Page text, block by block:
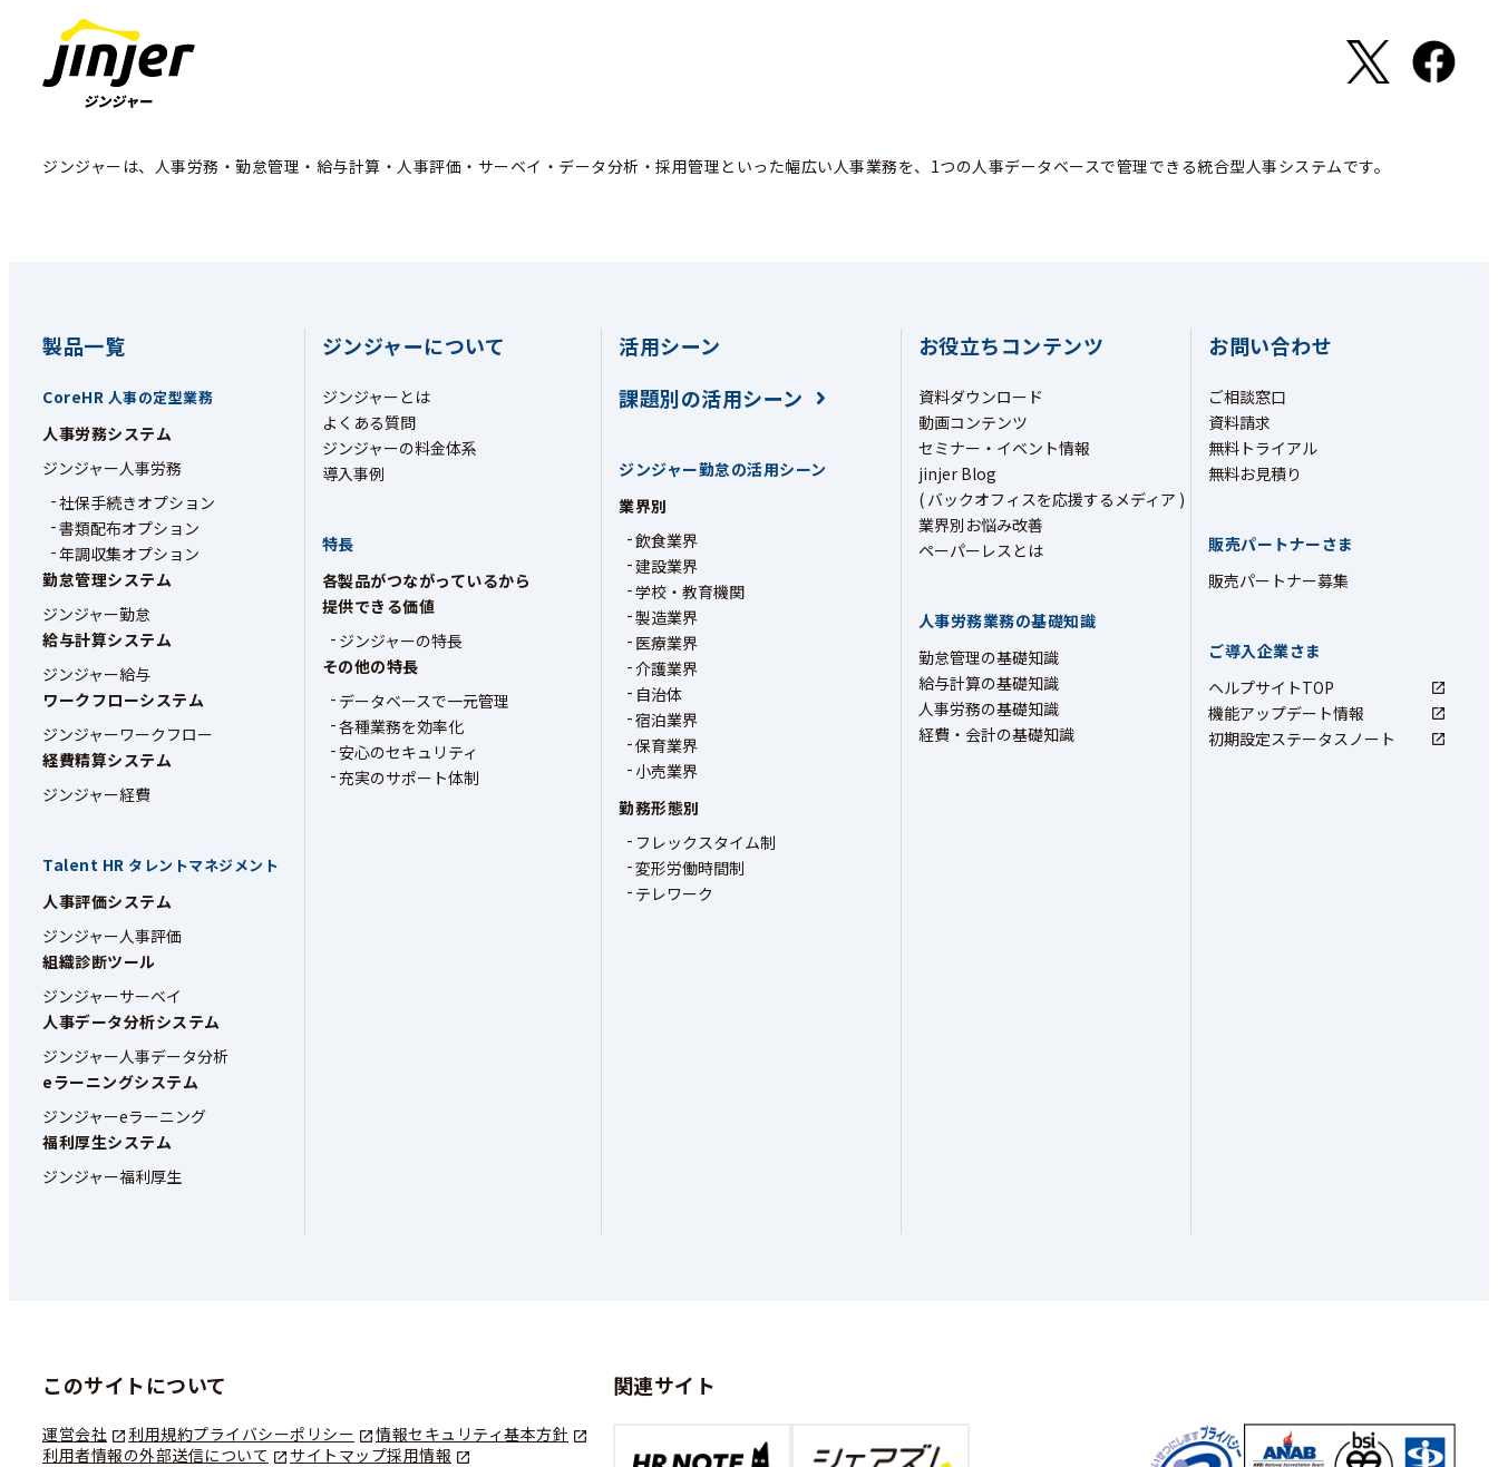
ジンジャーは、人事労務・勤怠管理・給与計算・人事評価・サーベイ・データ分析・採用管理といった幅広い人事業務を、1つの人事データベースで管理できる統合型人事システムです。
製品一覧
CoreHR 人事の定型業務
人事労務システム
ジンジャー人事労務
社保手続きオプション
書類配布オプション
年調収集オプション
勤怠管理システム
ジンジャー勤怠
給与計算システム
ジンジャー給与
ワークフローシステム
ジンジャーワークフロー
経費精算システム
ジンジャー経費
Talent HR タレントマネジメント
人事評価システム
ジンジャー人事評価
組織診断ツール
ジンジャーサーベイ
人事データ分析システム
ジンジャー人事データ分析
eラーニングシステム
ジンジャーeラーニング
福利厚生システム
ジンジャー福利厚生
ジンジャーについて
ジンジャーとは
よくある質問
ジンジャーの料金体系
導入事例
特長
各製品がつながっているから
提供できる価値
ジンジャーの特長
その他の特長
データベースで一元管理
各種業務を効率化
安心のセキュリティ
充実のサポート体制
活用シーン
課題別の活用シーン
ジンジャー勤怠の活用シーン
業界別
飲食業界
建設業界
学校・教育機関
製造業界
医療業界
介護業界
自治体
宿泊業界
保育業界
小売業界
勤務形態別
フレックスタイム制
変形労働時間制
テレワーク
お役立ちコンテンツ
資料ダウンロード
動画コンテンツ
セミナー・イベント情報
jinjer Blog
( バックオフィスを応援するメディア )
業界別お悩み改善
ペーパーレスとは
人事労務業務の基礎知識
勤怠管理の基礎知識
給与計算の基礎知識
人事労務の基礎知識
経費・会計の基礎知識
お問い合わせ
ご相談窓口
資料請求
無料トライアル
無料お見積り
販売パートナーさま
販売パートナー募集
ご導入企業さま
ヘルプサイトTOP
機能アップデート情報
初期設定ステータスノート
このサイトについて
運営会社 利用規約プライバシーポリシー
情報セキュリティ基本方針
利用者情報の外部送信について
サイトマップ採用情報
関連サイト